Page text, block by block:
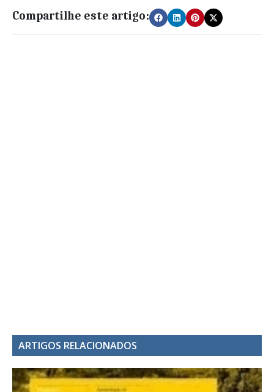
Compartilhe este artigo:
ARTIGOS RELACIONADOS